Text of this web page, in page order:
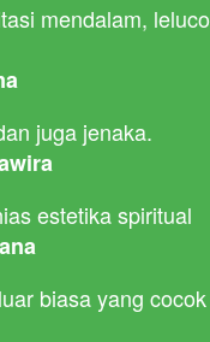
mendalam,
juga jenaka.
estetika spiritual
biasa yang